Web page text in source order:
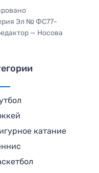
Эл № ФС77-
— Носова
катание